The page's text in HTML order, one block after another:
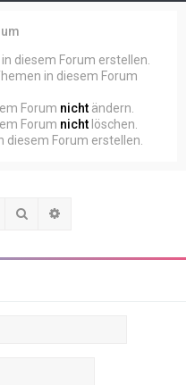
diesem Forum erstellen.
in diesem Forum
Forum nicht ändern.
Forum nicht löschen.
diesem Forum erstellen.
Suche